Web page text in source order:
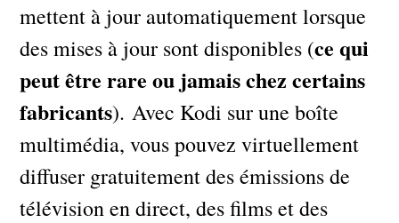
mettent à jour automatiquement lorsque
des mises à jour sont disponibles (ce qui
peut être rare ou jamais chez certains
fabricants). Avec Kodi sur une boîte
multimédia, vous pouvez virtuellement
diffuser gratuitement des émissions de
télévision en direct, des films et des